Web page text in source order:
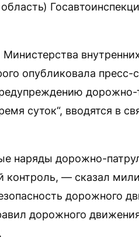
опубликовала
дорожно-
суток“, вводятся в
наряды дорожно-
контроль, — сказал
дорожного
дорожного